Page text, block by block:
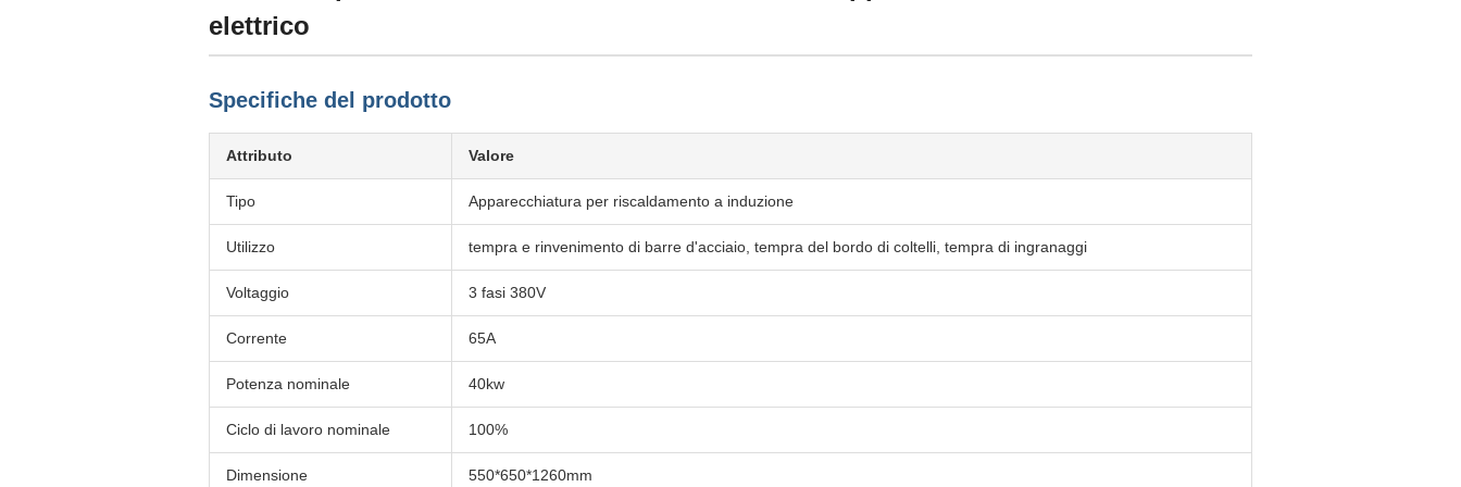
elettrico
Specifiche del prodotto
Attributo Valore
Tipo Apparecchiatura per riscaldamento a induzione
Utilizzo tempra e rinvenimento di barre d'acciaio, tempra del bordo di coltelli, tempra di ingranaggi
Voltaggio 3 fasi 380V
Corrente 65A
Potenza nominale 40kw
Ciclo di lavoro nominale 100%
Dimensione 550*650*1260mm